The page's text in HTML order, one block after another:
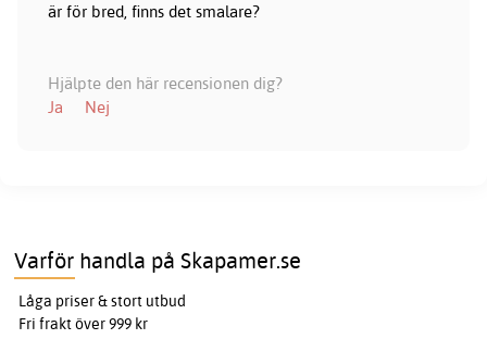
är för bred, finns det smalare?
Hjälpte den här recensionen dig?
Ja
Nej
Varför handla på Skapamer.se
Låga priser & stort utbud
Fri frakt över 999 kr